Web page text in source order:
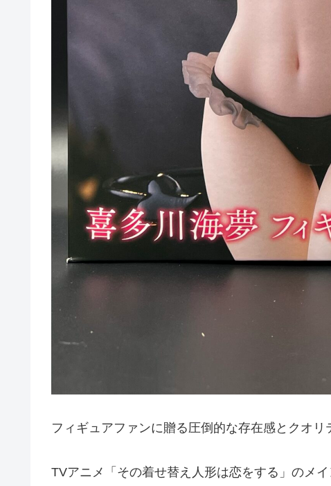
フィギュアファンに贈る圧倒的な存在感とクオリ
TVアニメ「その着せ替え人形は恋をする」のメ